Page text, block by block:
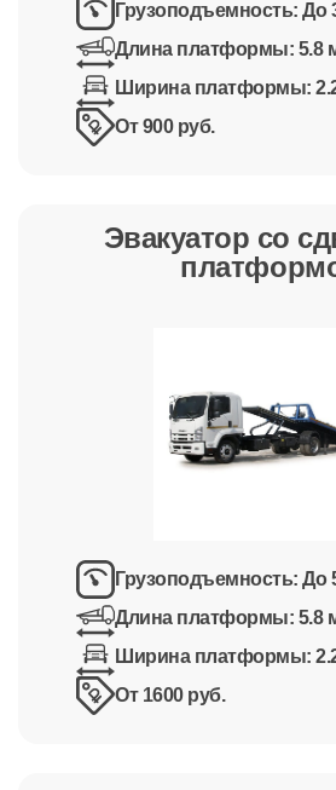
Грузоподъемность:До
Длина платформы: 5.8
Ширина платформы:
От 900 руб.
Эвакуатор со
Грузоподъемность:До
Длина платформы: 5.8
Ширина платформы:
От 1600 руб.